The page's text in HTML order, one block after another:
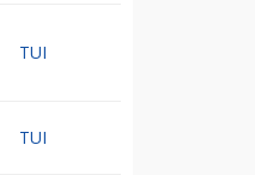
TUI
TUI